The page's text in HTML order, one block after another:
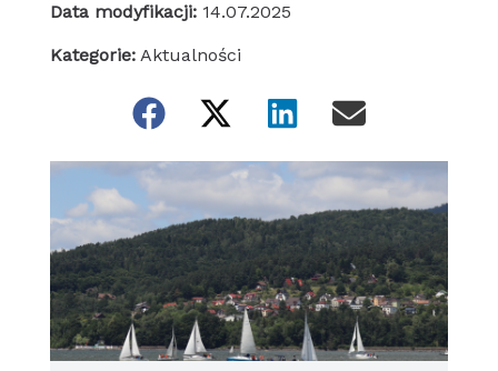
Data modyfikacji: 14.07.2025
Kategorie: Aktualności